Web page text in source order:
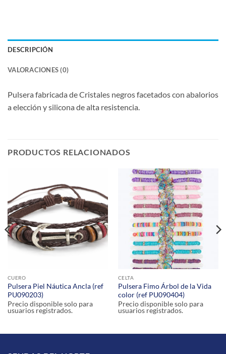
DESCRIPCIÓN
VALORACIONES (0)
Pulsera fabricada de Cristales negros facetados con abalorios
a elección y silicona de alta resistencia.
PRODUCTOS RELACIONADOS
CUERO
Pulsera Piel Náutica Ancla (ref
PU090203)
Precio disponible solo para
usuarios registrados.
CELTA
Pulsera Fimo Árbol de la Vida
color (ref PU090404)
Precio disponible solo para
usuarios registrados.